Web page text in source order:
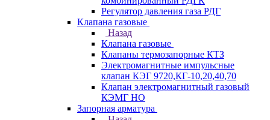
Регулятор давления газа РДГ
Клапана газовые
Назад
Клапана газовые
Клапаны термозапорные КТЗ
Электромагнитные импульсные
клапан КЭГ 9720,КГ-10,20,40,70
Клапан электромагнитный газовый
КЭМГ НО
Запорная арматура